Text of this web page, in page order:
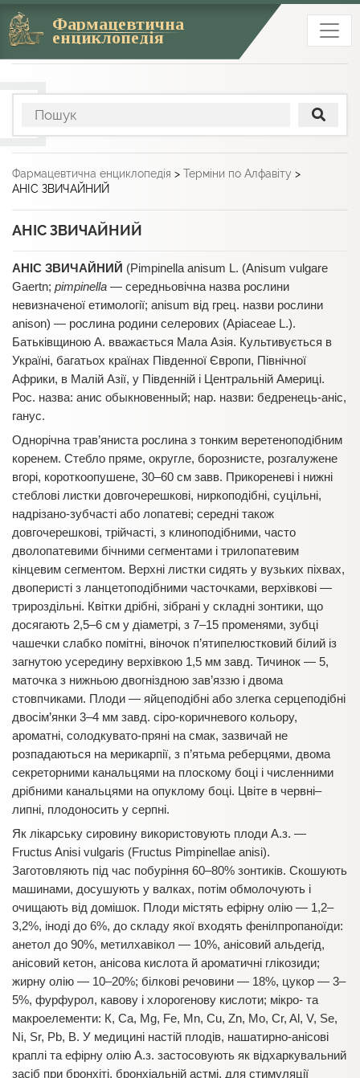
Фармацевтична
енциклопедія
Фармацевтична енциклопедія > Терміни по Алфавіту >
АНІС ЗВИЧАЙНИЙ
АНІС ЗВИЧАЙНИЙ
АНІС ЗВИЧАЙНИЙ (Pіmpіnella anіsum L. (Anіsum vulgare
Gaertn; pіmpіnella — середньовічна назва рослини
невизначеної етимології; anіsum від грец. назви рослини
anіson) — рослина родини селерових (Apіaceae L.).
Батьківщиною А. вважається Мала Азія. Культивується в
Україні, багатьох країнах Південної Європи, Північної
Африки, в Малій Азії, у Південній і Центральній Америці.
Рос. назва: анис обыкновенный; нар. назви: бедренець-аніс,
ганус.
Однорічна трав’яниста рослина з тонким веретеноподібним
коренем. Стебло пряме, округле, борознисте, розгалужене
вгорі, короткоопушене, 30–60 см завв. Прикореневі і нижні
стеблові листки довгочерешкові, ниркоподібні, суцільні,
надрізано-зубчасті або лопатеві; середні також
довгочерешкові, трійчасті, з клиноподібними, часто
дволопатевими бічними сегментами і трилопатевим
кінцевим сегментом. Верхні листки сидять у вузьких піхвах,
двоперисті з ланцетоподібними часточками, верхівкові —
трироздільні. Квітки дрібні, зібрані у складні зонтики, що
досягають 2,5–6 см у діаметрі, з 7–15 променями, зубці
чашечки слабко помітні, віночок п’ятипелюстковий білий із
загнутою усередину верхівкою 1,5 мм завд. Тичинок — 5,
маточка з нижньою двогніздною зав’яззю і двома
стовпчиками. Плоди — яйцеподібні або злегка серцеподібні
двосім’янки 3–4 мм завд. сіро-коричневого кольору,
ароматні, солодкувато-пряні на смак, зазвичай не
розпадаються на мерикарпії, з п’ятьма реберцями, двома
секреторними канальцями на плоскому боці і численними
дрібними канальцями на опуклому боці. Цвіте в червні–
липні, плодоносить у серпні.
Як лікарську сировину використовують плоди А.з. —
Fructus Anіsі vulgarіs (Fructus Pіmpіnellae anіsі).
Заготовляють під час побуріння 60–80% зонтиків. Скошують
машинами, досушують у валках, потім обмолочують і
очищають від домішок. Плоди містять ефірну олію — 1,2–
3,2%, іноді до 6%, до складу якої входять фенілпропаноїди:
анетол до 90%, метилхавікол — 10%, анісовий альдегід,
анісовий кетон, анісова кислота й ароматичні глікозиди;
жирну олію — 10–20%; білкові речовини — 18%, цукор — 3–
5%, фурфурол, кавову і хлорогенову кислоти; мікро- та
макроелементи: К, Ca, Mg, Fe, Mn, Сu, Zn, Mo, Cr, Al, V, Se,
Nі, Sr, Pb, B. У медицині настій плодів, нашатирно-анісові
краплі та ефірну олію А.з. застосовують як відхаркувальний
засіб при бронхіті, бронхіальній астмі, для стимуляції